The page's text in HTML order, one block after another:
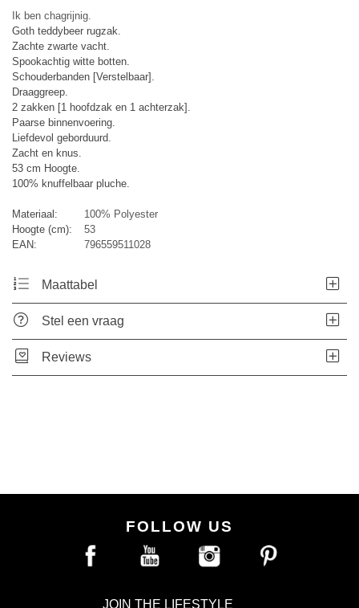
Ik ben chagrijnig.
Goth teddybeer rugzak.
Zachte zwarte vacht.
Spookachtig witte botten.
Schouderbanden [Verstelbaar].
Draaggreep.
2 zakken [1 hoofdzak en 1 achterzak].
Paarse binnenvoering.
Liefdevol geborduurd.
Zacht en knus.
53 cm Hoogte.
100% knuffelbaar pluche.
Materiaal:
100% Polyester
Hoogte (cm):
53
EAN:
796559511028
Maattabel
Stel een vraag
Reviews
FOLLOW US
JOIN THE LIFESTYLE